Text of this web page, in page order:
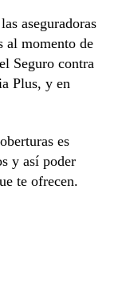
aseguradoras
al momento de
Seguro contra
Plus, y en
es
y así poder
te ofrecen.